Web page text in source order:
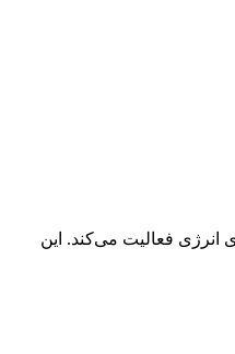
انرژی فعالیت می‌کند. این